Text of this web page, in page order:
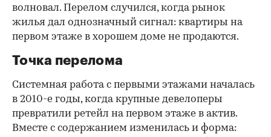
волновал. Перелом случился, когда рынок
жилья дал однозначный сигнал: квартиры на
первом этаже в хорошем доме не продаются.
Точка перелома
Системная работа с первыми этажами началась
в 2010-е годы, когда крупные девелоперы
превратили ретейл на первом этаже в актив.
Вместе с содержанием изменилась и форма: